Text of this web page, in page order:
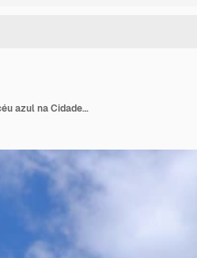
Foto vertical da Plaza Simon Bolivar sob a luz do sol e um céu azul na Cidade do Panamá, Panamá